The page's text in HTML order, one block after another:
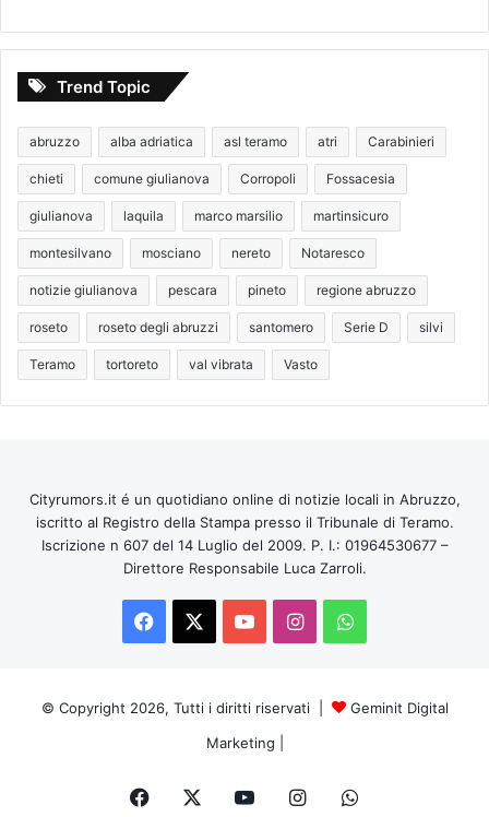
Trend Topic
abruzzo alba adriatica asl teramo atri Carabinieri
chieti comune giulianova Corropoli Fossacesia
giulianova laquila marco marsilio martinsicuro
montesilvano mosciano nereto Notaresco
notizie giulianova pescara pineto regione abruzzo
roseto roseto degli abruzzi santomero Serie D silvi
Teramo tortoreto val vibrata Vasto
Cityrumors.it é un quotidiano online di notizie locali in Abruzzo,
iscritto al Registro della Stampa presso il Tribunale di Teramo.
Iscrizione n 607 del 14 Luglio del 2009. P. I.: 01964530677 –
Direttore Responsabile Luca Zarroli.
Facebook
You InstagramWhatsApp
© Copyright 2026, Tutti i diritti riservati |
Geminit Digital
Marketing
Facebook InstagramWhatsApp